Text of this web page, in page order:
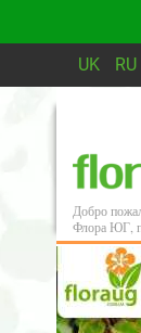
UK RU
Добро
Флора ЮГ,